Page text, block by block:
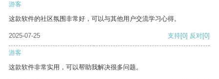
游客
这款软件的社区氛围非常好，可以与其他用户交流学习心得。
2025-07-25 支持[0] 反对[0]
游客
这款软件非常实用，可以帮助我解决很多问题。